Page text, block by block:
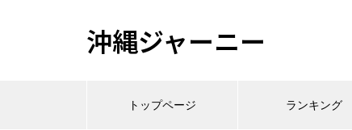
沖縄ジャーニー
トップページ ランキング